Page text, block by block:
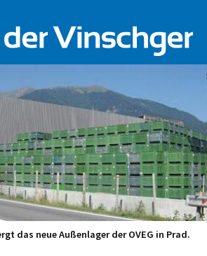
das neue Außenlager der OVEG in Prad.